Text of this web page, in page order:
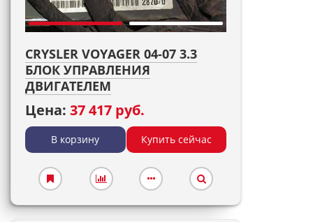
CRYSLER VOYAGER 04-07 3.3
БЛОК УПРАВЛЕНИЯ
ДВИГАТЕЛЕМ
Цена: 37 417 руб.
В корзину Купить сейчас